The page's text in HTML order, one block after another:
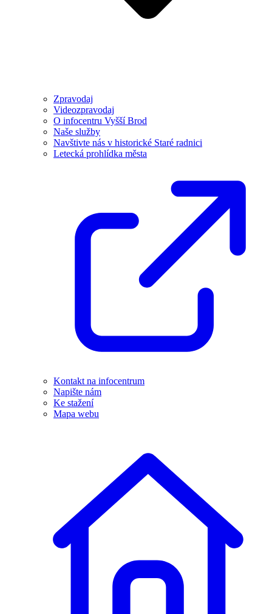
Zpravodaj
Videozpravodaj
O infocentru Vyšší Brod
Naše služby
Navštivte nás v historické Staré radnici
Letecká prohlídka města
Kontakt na infocentrum
Napište nám
Ke stažení
Mapa webu